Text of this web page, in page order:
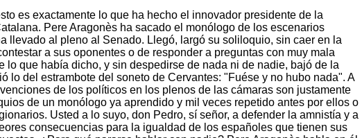
es exactamente lo que ha hecho el innovador presidente de la
Pere Aragonès ha sacado el monólogo de los escenarios
llevado al pleno al Senado. Llegó, largó su soliloquio, sin caer en la
a sus oponentes o de responder a preguntas con muy mala
lo que había dicho, y sin despedirse de nada ni de nadie, bajó de la
lo del estrambote del soneto de Cervantes: "Fuése y no hubo nada". A
de los políticos en los plenos de las cámaras son justamente
de un monólogo ya aprendido y mil veces repetido antes por ellos o
Usted a lo suyo, don Pedro, sí señor, a defender la amnistía y a
consecuencias para la igualdad de los españoles que tienen sus